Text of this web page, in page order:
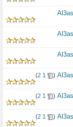
(
1
2
)
(
1
2
)
(
1
2
)